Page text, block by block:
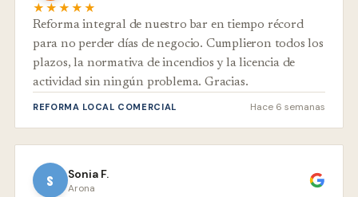
★★★★★
Reforma integral de nuestro bar en tiempo récord
para no perder días de negocio. Cumplieron todos los
plazos, la normativa de incendios y la licencia de
actividad sin ningún problema. Gracias.
REFORMA LOCAL COMERCIAL Hace 6 semanas
S Sonia F.
Arona